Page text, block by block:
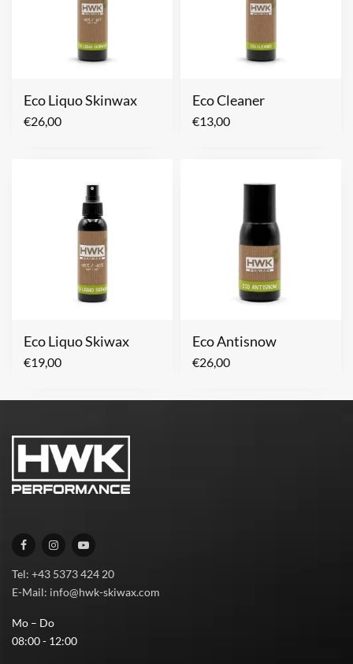
Eco Liquo Skinwax
€26,00
Eco Cleaner
€13,00
Eco Liquo Skiwax
€19,00
Eco Antisnow
€26,00
Tel: +43 5373 424 20
E-Mail: info@hwk-skiwax.com
Mo – Do
08:00 - 12:00